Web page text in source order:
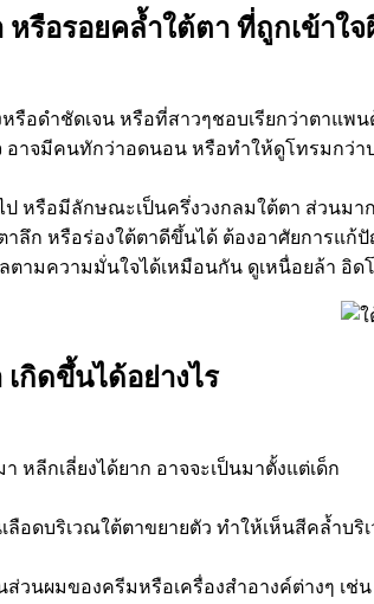
รือรอยคล้ำใต้ตา ที่ถูกเข้าใ
รือดำชัดเจน หรือที่สาวๆชอบเรียกว่าตาแพ
อาจมีคนทักว่าอดนอน หรือทำให้ดูโทรมกว่า
ป หรือมีลักษณะเป็นครึ่งวงกลมใต้ตา ส่วนม
าลึก หรือร่องใต้ตาดีขึ้นได้ ต้องอาศัยการ
ตามความมั่นใจได้เหมือนกัน ดูเหนื่อยล้า อิด
กิดขึ้นได้อย่างไร
หลีกเลี่ยงได้ยาก อาจจะเป็นมาตั้งแต่เด็ก
ลือดบริเวณใต้ตาขยายตัว ทำให้เห็นสีคล้ำบ
วนผมของครีมหรือเครื่องสำอางค์ต่างๆ เช่